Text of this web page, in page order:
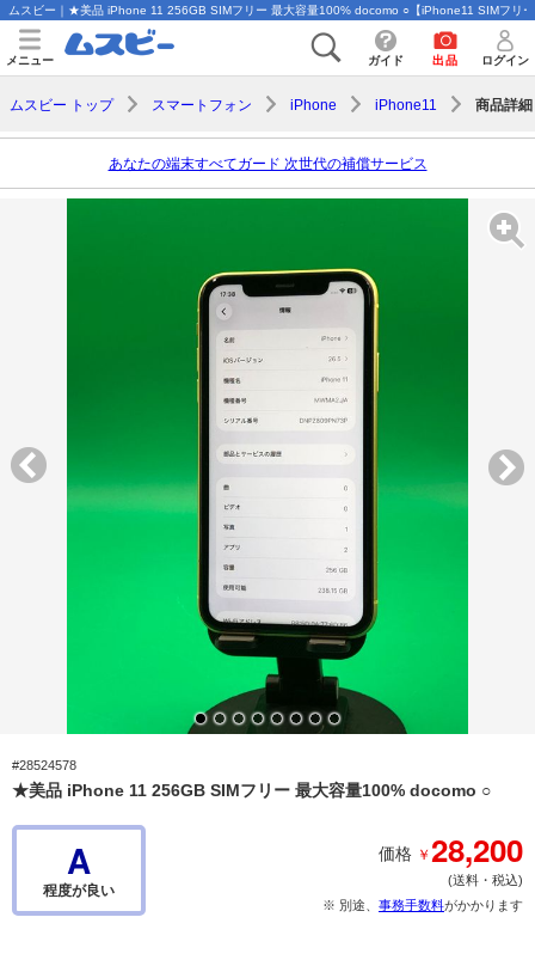
ムスビー｜★美品 iPhone 11 256GB SIMフリー 最大容量100% docomo ○【iPhone11 SIMフリ
メニュー ガイド 出品 ログイン
ムスビー トップ スマートフォン iPhone iPhone11 商品詳細
あなたの端末すべてガード 次世代の補償サービス
#28524578
★美品 iPhone 11 256GB SIMフリー 最大容量100% docomo ○
A
程度が良い
価格 ￥28,200
(送料・税込)
※ 別途、 事務手数料がかかります